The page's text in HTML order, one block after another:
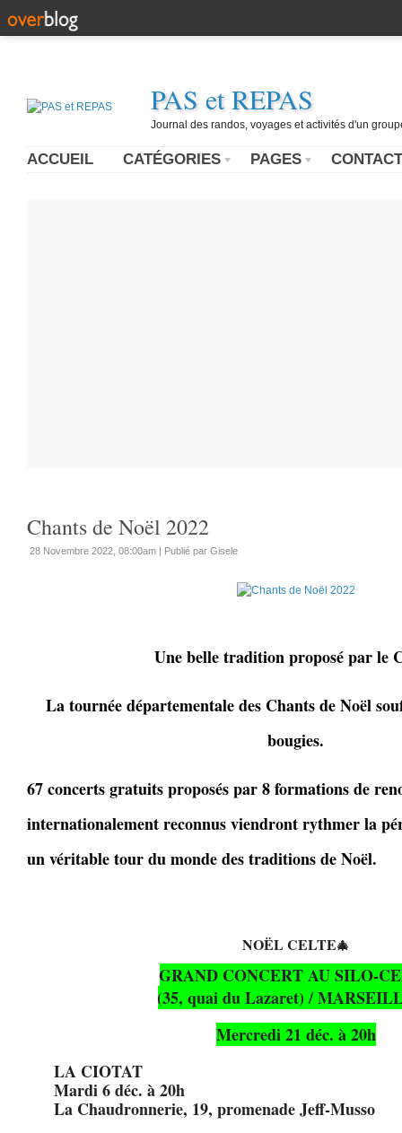
PAS et REPAS
Journal des randos, voyages et activités d'un
ACCUEIL CATÉGORIES PAGES CONTACT
Chants de Noël 2022
28 Novembre 2022, 08:00am | Publié par Gisele
Une belle tradition proposé par le
La tournée départementale des Chants de Noël
bougies.
67 concerts gratuits proposés par 8 formations de
internationalement reconnus viendront rythmer la
un véritable tour du monde des traditions de Noël.
NOËL CELTE🎄
GRAND CONCERT AU SILO-
(35, quai du Lazaret) /
Mercredi 21 déc. à 20h
LA CIOTAT
Mardi 6 déc. à 20h
La Chaudronnerie, 19, promenade Jeff-Musso